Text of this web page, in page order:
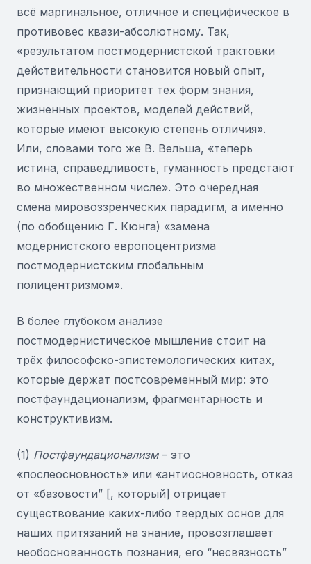
всё маргинальное, отличное и специфическое в
противовес квази-абсолютному. Так,
«результатом постмодернистской трактовки
действительности становится новый опыт,
признающий приоритет тех форм знания,
жизненных проектов, моделей действий,
которые имеют высокую степень отличия».
Или, словами того же В. Вельша, «теперь
истина, справедливость, гуманность предстают
во множественном числе». Это очередная
смена мировоззренческих парадигм, а именно
(по обобщению Г. Кюнга) «замена
модернистского европоцентризма
постмодернистским глобальным
полицентризмом».
В более глубоком анализе
постмодернистическое мышление стоит на
трёх философско-эпистемологических китах,
которые держат постсовременный мир: это
постфаундационализм, фрагментарность и
конструктивизм.
(1) Постфаундационализм – это
«послеосновность» или «антиосновность, отказ
от «базовости” [, который] отрицает
существование каких-либо твердых основ для
наших притязаний на знание, провозглашает
необоснованность познания, его “несвязность”